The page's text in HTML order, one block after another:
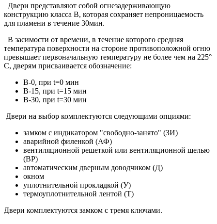
Двери представляют собой огнезадерживающую
конструкцию класса B, которая сохраняет непроницаемость
для пламени в течение 30мин.
В засимости от времени, в течение которого средняя
температура поверхности на стороне противоположной огню
превышает первоначальную температуру не более чем на 225°
С, дверям присваивается обозначение:
B-0, при t=0 мин
B-15, при t=15 мин
B-30, при t=30 мин
Двери на выбор комплектуются следующими опциями:
замком с индикатором "свободно-занято" (ЗИ)
аварийной филенкой (АФ)
вентиляционной решеткой или вентиляционной щелью
(ВР)
автоматическим дверным доводчиком (Д)
окном
уплотнительной прокладкой (У)
термоуплотнительной лентой (Т)
Двери комплектуются замком с тремя ключами.